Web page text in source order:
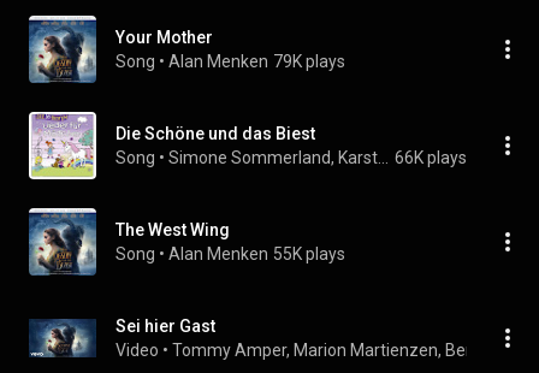
Your Mother
Song • Alan Menken 79K plays
Die Schöne und das Biest
Song • 66K plays
The West Wing
Song • Alan Menken 55K plays
Sei hier Gast
Video • Tommy Amper, Marion Martienzen, Ben